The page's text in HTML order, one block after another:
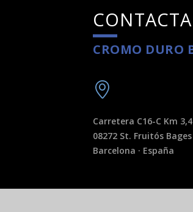
CROMO DURO
Carretera C16-C Km
08272 St. Fruitós Bages
Barcelona · España